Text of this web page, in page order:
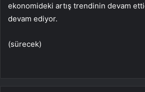
ekonomideki artış trendinin devam
devam ediyor.
(sürecek)